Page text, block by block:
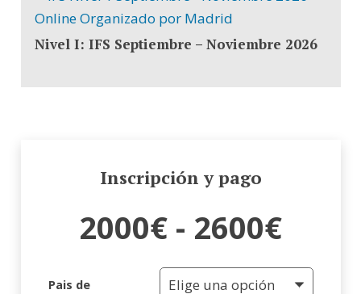
Nivel I: IFS Septiembre – Noviembre 2026
Inscripción y pago
2000€ - 2600€
Pais de